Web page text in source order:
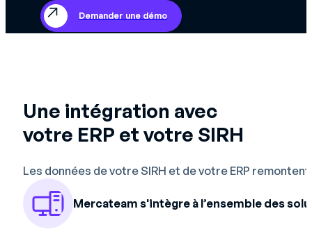
Demander une démo
Une intégration avec
votre ERP et votre SIRH
Les données de votre SIRH et de votre ERP
Mercateam s'intègre à l’ensemble des